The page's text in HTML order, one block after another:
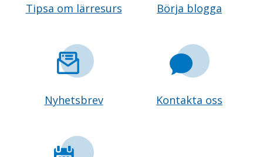
Tipsa om lärresurs Börja blogga
Nyhetsbrev Kontakta oss